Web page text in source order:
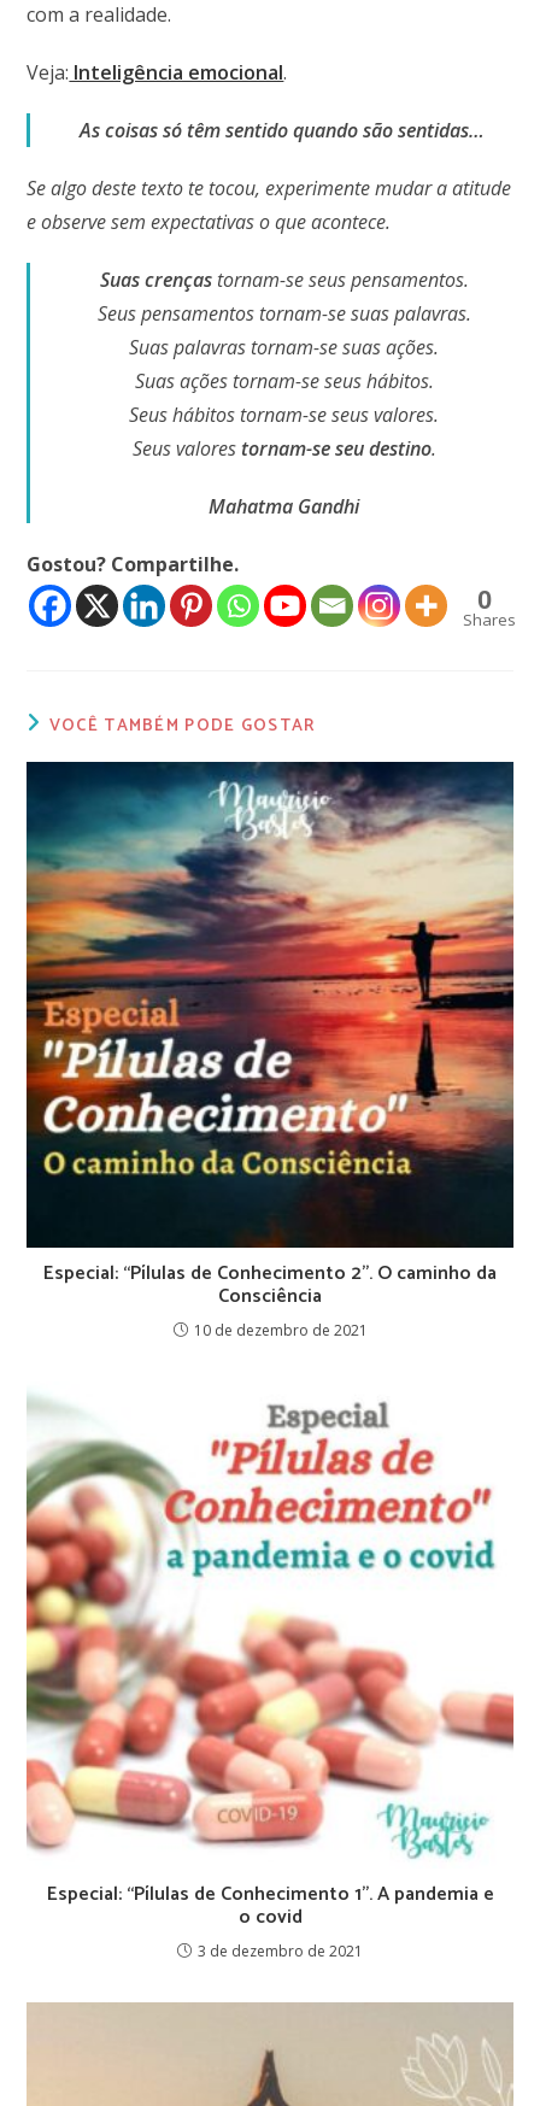
com a realidade.
Veja: Inteligência emocional.
As coisas só têm sentido quando são sentidas…
Se algo deste texto te tocou, experimente mudar a atitude
e observe sem expectativas o que acontece.
Suas crenças tornam-se seus pensamentos.
Seus pensamentos tornam-se suas palavras.
Suas palavras tornam-se suas ações.
Suas ações tornam-se seus hábitos.
Seus hábitos tornam-se seus valores.
Seus valores tornam-se seu destino.
Mahatma Gandhi
Gostou? Compartilhe.
0
Shares
VOCÊ TAMBÉM PODE GOSTAR
Especial: “Pílulas de Conhecimento 2’’. O caminho da
Consciência
10 de dezembro de 2021
Especial: “Pílulas de Conhecimento 1’’. A pandemia e
o covid
3 de dezembro de 2021